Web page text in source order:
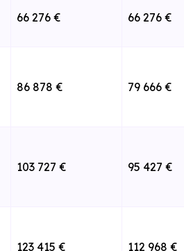
66 276 € 66 276 €
86 878 € 79 666 €
103 727 € 95 427 €
123 415 € 112 968 €